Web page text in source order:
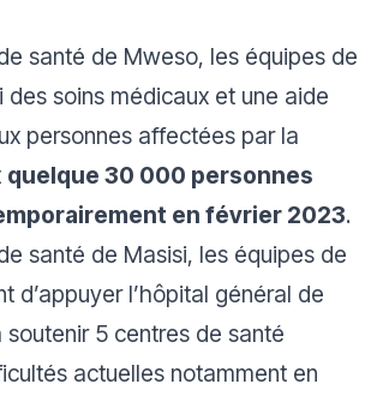
santé de Mweso, les équipes de
des soins médicaux et une aide
personnes affectées par la
quelque 30 000 personnes
en février 2023.
santé de Masisi, les équipes de
d’appuyer l’hôpital général de
5 centres de santé
actuelles notamment en